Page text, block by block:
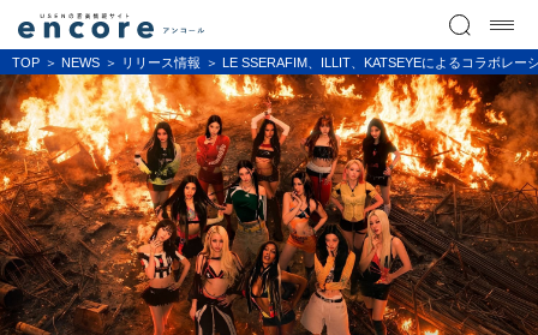
TOP NEWS リリース情報 LE SSERAFIM、ILLIT、KATSEYEによるコラボレ